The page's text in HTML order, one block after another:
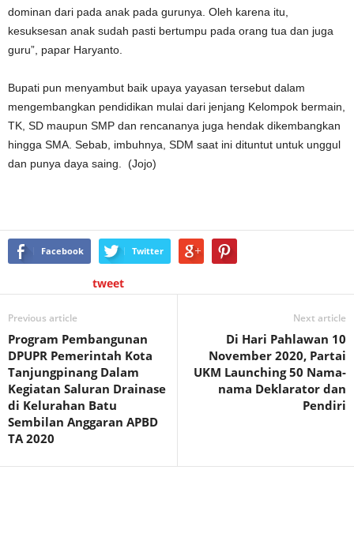
dominan dari pada anak pada gurunya. Oleh karena itu,
kesuksesan anak sudah pasti bertumpu pada orang tua dan juga
guru”, papar Haryanto.
Bupati pun menyambut baik upaya yayasan tersebut dalam
mengembangkan pendidikan mulai dari jenjang Kelompok bermain,
TK, SD maupun SMP dan rencananya juga hendak dikembangkan
hingga SMA. Sebab, imbuhnya, SDM saat ini dituntut untuk unggul
dan punya daya saing. (Jojo)
Facebook Twitter
tweet
Previous article
Program Pembangunan
DPUPR Pemerintah Kota
Tanjungpinang Dalam
Kegiatan Saluran Drainase
di Kelurahan Batu
Sembilan Anggaran APBD
TA 2020
Next article
Di Hari Pahlawan 10
November 2020, Partai
UKM Launching 50 Nama-
nama Deklarator dan
Pendiri